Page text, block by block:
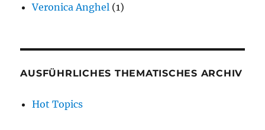
Veronica Anghel (1)
AUSFÜHRLICHES THEMATISCHES ARCHIV
Hot Topics